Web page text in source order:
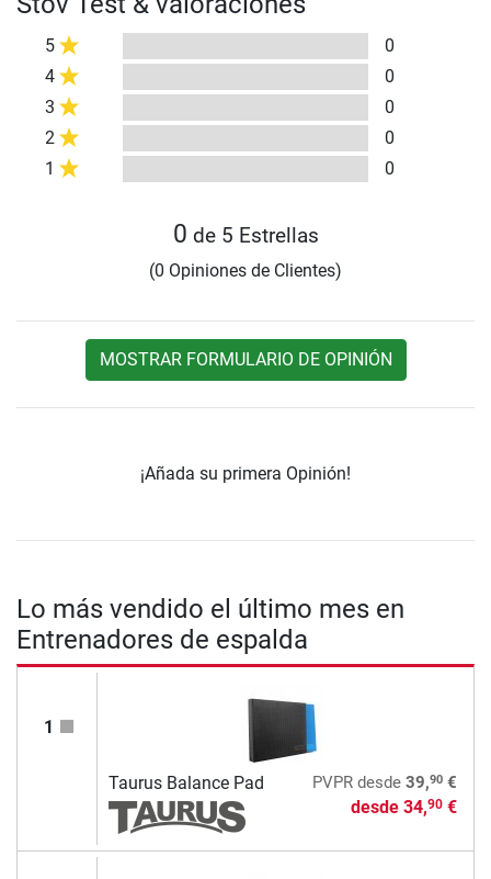
5
0
4
0
3
0
2
0
1
0
0 de 5 Estrellas
(0 Opiniones de Clientes)
MOSTRAR FORMULARIO DE OPINIÓN
¡Añada su primera Opinión!
Lo más vendido el último mes en
Entrenadores de espalda
1
Taurus Balance Pad PVPRdesde 39,90€
desde 34,90€